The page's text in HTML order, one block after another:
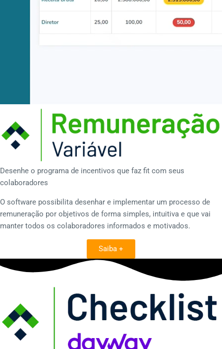
Desenhe o programa de incentivos que faz fit com seus
colaboradores
O software possibilita desenhar e implementar um processo de
remuneração por objetivos de forma simples, intuitiva e que vai
manter todos os colaboradores informados e motivados.
Saiba +